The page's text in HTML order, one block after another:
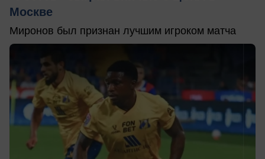
Москве
Миронов был признан лучшим игроком матча